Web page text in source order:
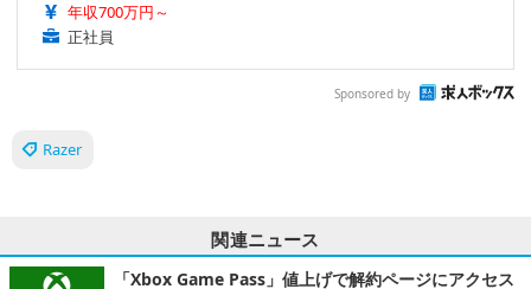
年収700万円～
正社員
Sponsored by
Razer
関連ニュース
「Xbox Game Pass」値上げで解約ページにアクセス